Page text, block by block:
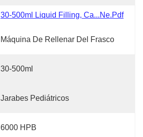
30-500ml Liquid Filling, Ca...ne.pdf
Máquina De Rellenar Del Frasco
30-500ml
Jarabes Pediátricos
6000 HPB